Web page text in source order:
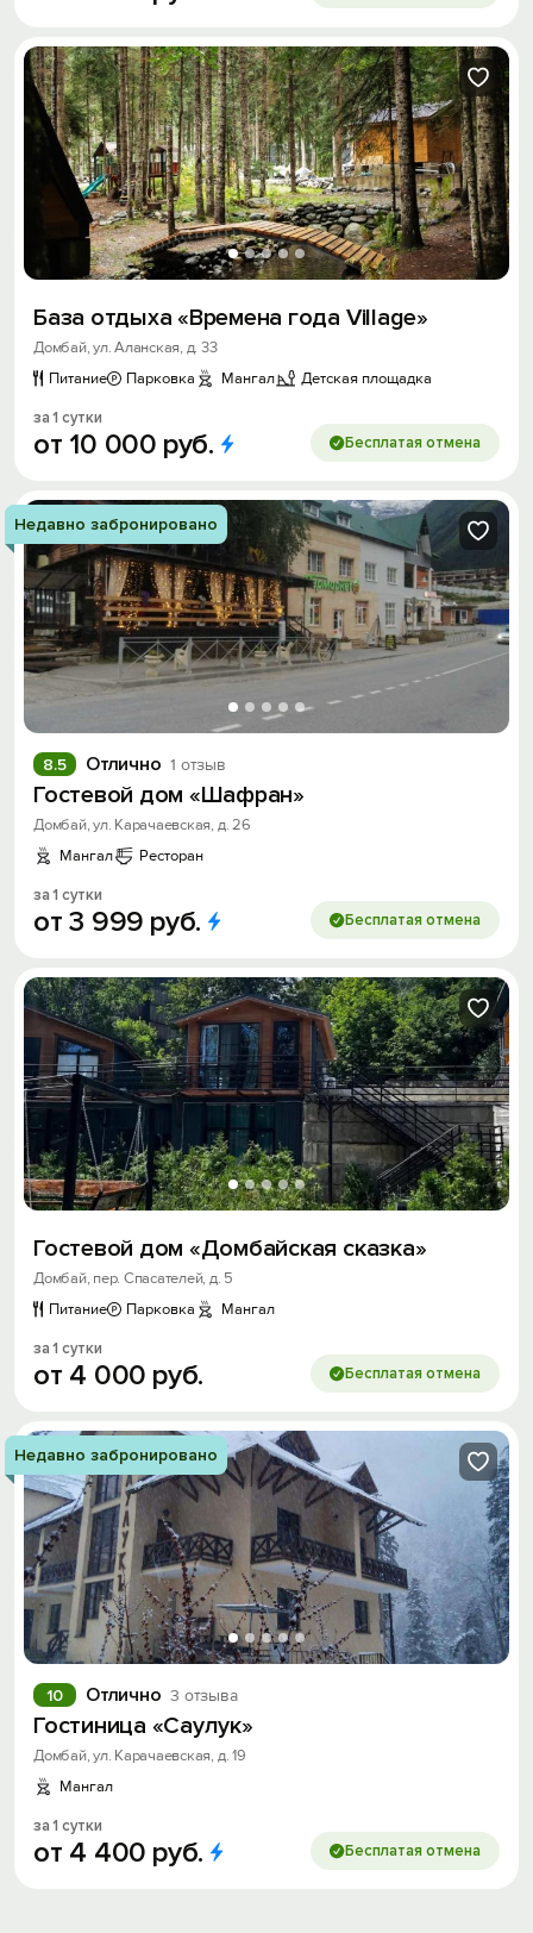
База отдыха «Времена года Village»
Домбай, ул. Аланская, д. 33
Питание
Парковка Мангал Детская площадка
за 1 сутки
от 10 000 руб. Бесплатая отмена
Недавно забронировано
Отлично 1 отзыв
8.5
Гостевой дом «Шафран»
Домбай, ул. Карачаевская, д. 26
Мангал
Ресторан
за 1 сутки
от3 999 руб. Бесплатая отмена
Гостевой дом «Домбайская сказка»
Домбай, пер. Спасателей, д. 5
Питание
Парковка Мангал
за 1 сутки
от 4 000 руб. Бесплатая отмена
Недавно забронировано
Отлично 3 отзыва
10
Гостиница «Саулук»
Домбай, ул. Карачаевская, д. 19
Мангал
за 1 сутки
от 4 400 руб. Бесплатая отмена